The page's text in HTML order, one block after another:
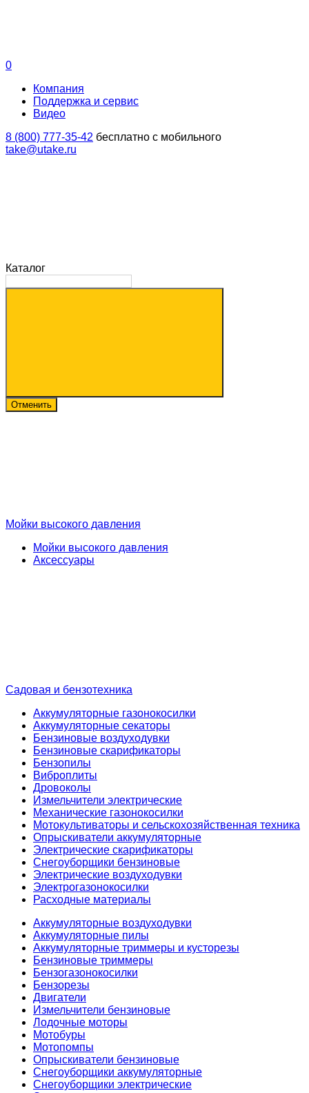
0
Компания
Поддержка и сервис
Видео
8 (800) 777-35-42 бесплатно с мобильного
take@utake.ru
Каталог
Отменить
Мойки высокого давления
Мойки высокого давления
Аксессуары
Садовая и бензотехника
Аккумуляторные газонокосилки
Аккумуляторные секаторы
Бензиновые воздуходувки
Бензиновые скарификаторы
Бензопилы
Виброплиты
Дровоколы
Измельчители электрические
Механические газонокосилки
Мотокультиваторы и сельскохозяйственная техника
Опрыскиватели аккумуляторные
Электрические скарификаторы
Снегоуборщики бензиновые
Электрические воздуходувки
Электрогазонокосилки
Расходные материалы
Аккумуляторные воздуходувки
Аккумуляторные пилы
Аккумуляторные триммеры и кусторезы
Бензиновые триммеры
Бензогазонокосилки
Бензорезы
Двигатели
Измельчители бензиновые
Лодочные моторы
Мотобуры
Мотопомпы
Опрыскиватели бензиновые
Снегоуборщики аккумуляторные
Снегоуборщики электрические